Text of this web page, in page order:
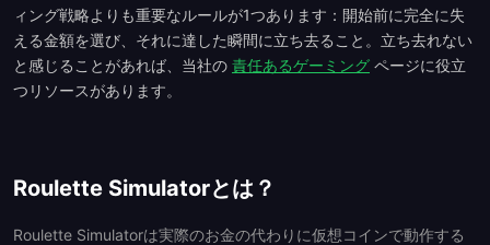
ィング戦略よりも重要なルールが1つあります：開始前に完全に失
える金額を選び、それに達した瞬間に立ち去ること。立ち去れない
と感じることがあれば、当社の 責任あるゲーミング ページに役立
つリソースがあります。
Roulette Simulatorとは？
Roulette Simulatorは実際のお金の代わりに仮想コインで動作する